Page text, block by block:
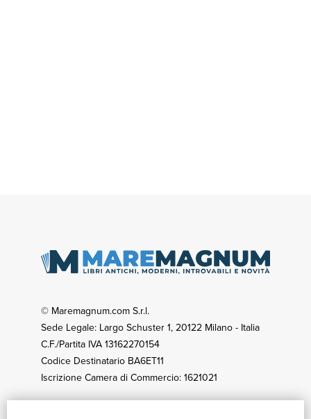
© Maremagnum.com S.r.l.
Sede Legale: Largo Schuster 1, 20122 Milano - Italia
C.F./Partita IVA 13162270154
Codice Destinatario BA6ET11
Iscrizione Camera di Commercio: 1621021